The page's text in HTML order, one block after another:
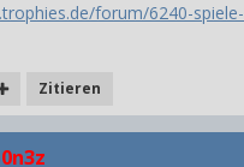
forum/6240-
Zitieren